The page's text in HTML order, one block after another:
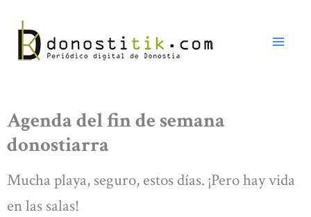
contenido
Agenda del fin de semana
donostiarra
Mucha playa, seguro, estos días. ¡Pero hay vida
en las salas!